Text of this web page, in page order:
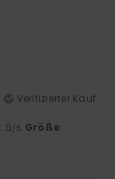
Verifizierter Kauf
: 5/5 Größe: